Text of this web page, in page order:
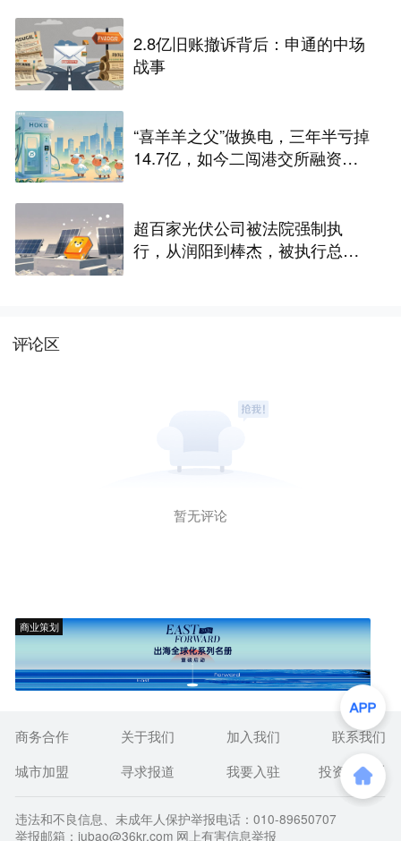
2.8亿旧账撤诉背后：申通的中场
战事
“喜羊羊之父”做换电，三年半亏掉
14.7亿，如今二闯港交所融资救
超百家光伏公司被法院强制执
行，从润阳到棒杰，被执行总金
评论区
暂无评论
商业策划
商务合作 关于我们 加入我们
联系我们
城市加盟
寻求报道 我要入驻 投资者关系
违法和不良信息、未成年人保护举报电话：010-89650707
举报邮箱：jubao@36kr.com 网上有害信息举报